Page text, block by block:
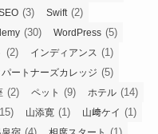
(3) Swift(2)
(30) WordPress (5)
(2) インディアンス (1)
ートナーズカレッジ (5)
(2) ペット (9) ホテル (14)
山添寛 (1) 山﨑ケイ (1)